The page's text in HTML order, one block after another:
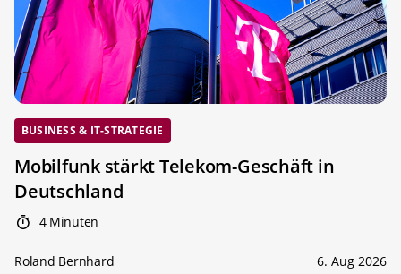
BUSINESS & IT-STRATEGIE
Mobilfunk stärkt Telekom-Geschäft in
Deutschland
4 Minuten
Roland Bernhard 6. Aug 2026